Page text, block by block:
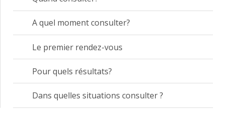
A quel moment consulter?
Le premier rendez-vous
Pour quels résultats?
Dans quelles situations consulter ?